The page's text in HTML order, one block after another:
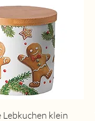
klein